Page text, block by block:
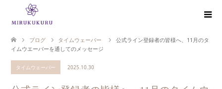
ブログ タイムウェーバー
公式ライン登録者の皆様へ、11月のタ
イムウエーバーを通してのメッセージ
タイムウェーバー 2025.10.30